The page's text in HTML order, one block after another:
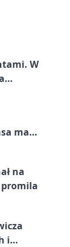
W
ma
na
promila
i